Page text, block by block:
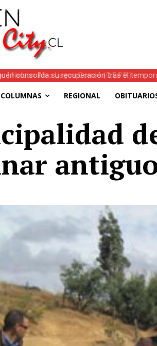
consolida su recuperación tras el
COLUMNAS REGIONAL